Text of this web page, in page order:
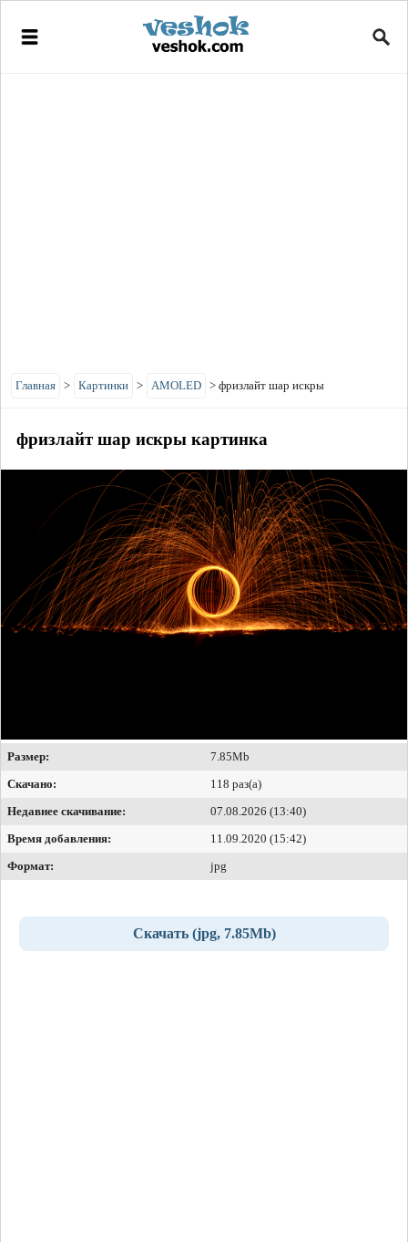
Главная > Картинки > AMOLED > фризлайт шар искры
фризлайт шар искры картинка
Размер:
7.85Mb
Скачано:
118 раз(а)
Недавнее скачивание:
07.08.2026 (13:40)
Время добавления:
11.09.2020 (15:42)
Формат:
jpg
Скачать (jpg, 7.85Mb)